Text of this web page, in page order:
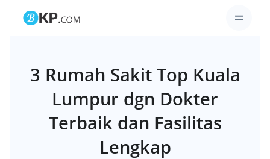
3 Rumah Sakit Top Kuala
Lumpur dgn Dokter
Terbaik dan Fasilitas
Lengkap